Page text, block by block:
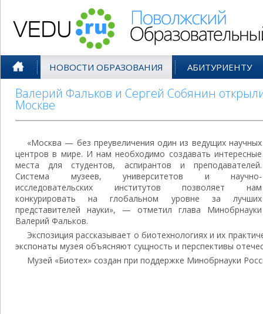
НОВОСТИ ОБРАЗОВАНИЯ АБИТУРИЕНТУ
Валерий Фальков и Сергей Собянин
Москве
«Москва — без преувеличения один из ведущих научных
центров в мире. И нам необходимо создавать интересные
места для студентов, аспирантов и преподавателей.
Система музеев, университетов и научно-
исследовательских институтов позволяет нам
конкурировать на глобальном уровне за лучших
представителей науки», — отметил глава Минобрнауки
Валерий Фальков.
Экспозиция рассказывает о биотехнологиях и их
экспонаты музея объясняют сущность и перспективы
Музей «Биотех» создан при поддержке Минобрнауки